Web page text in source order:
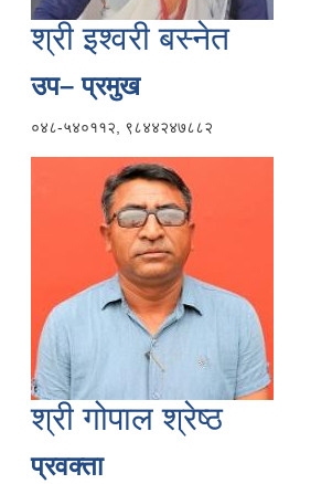
श्री इश्वरी बस्नेत
उप– प्रमुख
०४८-५४०११२, ९८४४२४७८८२
श्री गोपाल श्रेष्ठ
प्रवक्ता